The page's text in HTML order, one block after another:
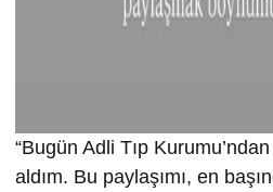
“Bugün Adli Tıp
aldım. Bu paylaşımı, en